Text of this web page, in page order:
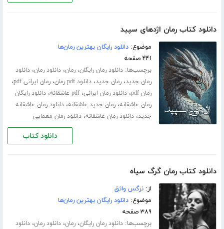
دانلود کتاب رمان اژدهای سپید
موضوع:دانلود رایگان بهترین رمان‌ها
۴۴۱ صفحه
برچسب‌ها:دانلود رمان رایگان،رمان،دانلود رمان،دانلود
رمان جدید،رمان جدید،دانلود pdf رمان ،رمان ایرانی pdf ،
رمان pdf ،دانلود رمان ایرانی،pdf عاشقانه ،دانلود رایگان
رمان عاشقانه،رمان جدید عاشقانه،دانلود رمان عاشقانه
جدید،دانلود رمان عاشقانه،دانلود رمان معمایی
دانلود کتاب
دانلود کتاب رمان گرگ سیاه
از:نرگس واثق
موضوع:دانلود رایگان بهترین رمان‌ها
۳۸۹ صفحه
برچسب‌ها:دانلود رمان رایگان،رمان،دانلود رمان،دانلود